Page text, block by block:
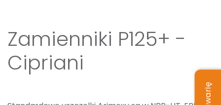
Zamienniki P125+ -
Cipriani